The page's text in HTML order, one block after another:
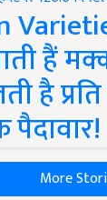
हैं
है
More